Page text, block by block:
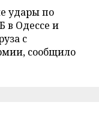
удары по
в Одессе и
с
сообщило